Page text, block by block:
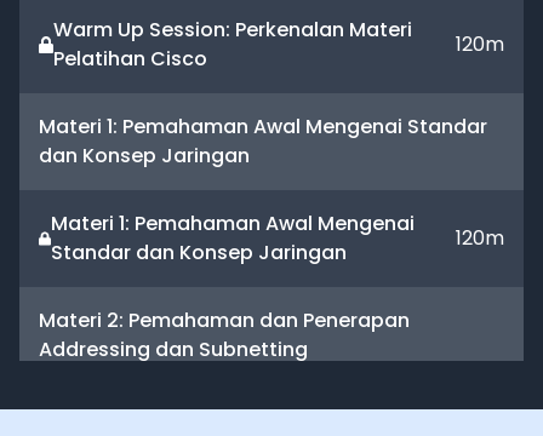
Warm Up Session: Perkenalan Materi
Pelatihan Cisco
120m
Materi 1: Pemahaman Awal Mengenai Standar
dan Konsep Jaringan
Materi 1: Pemahaman Awal Mengenai
Standar dan Konsep Jaringan
120m
Materi 2: Pemahaman dan Penerapan
Addressing dan Subnetting
Materi 2: Pemahaman dan Penerapan